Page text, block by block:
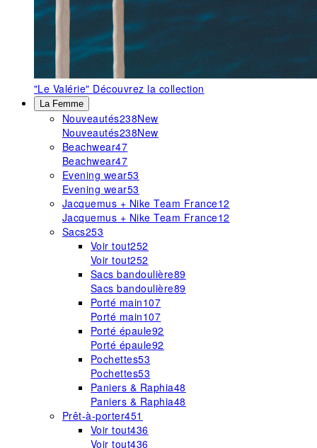
"Le Valérie" Découvrez la collection
La Femme
Nouveautés238New
Nouveautés238New
Beachwear47
Beachwear47
Evening wear53
Evening wear53
Jacquemus + Nike Team France12
Jacquemus + Nike Team France12
Sacs253
Voir tout252
Voir tout252
Sacs bandoulière89
Sacs bandoulière89
Porté main107
Porté main107
Porté épaule92
Porté épaule92
Pochettes53
Pochettes53
Paniers & Raphia48
Paniers & Raphia48
Prêt-à-porter451
Voir tout436
Voir tout436